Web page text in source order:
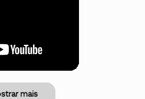
mais